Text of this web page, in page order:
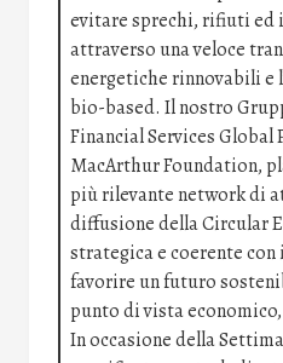
evitare sprechi, rifiuti ed
attraverso una veloce
energetiche rinnovabili
bio-based. Il nostro
Financial Services Global
MacArthur Foundation,
più rilevante network di
diffusione della Circular
strategica e coerente
favorire un futuro
punto di vista
In occasione della